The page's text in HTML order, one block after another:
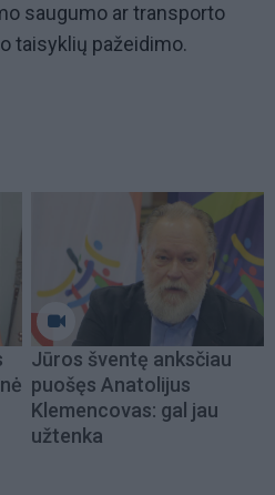
saugumo ar transporto
taisyklių pažeidimo.
Jūros šventę anksčiau
puošęs Anatolijus
Klemencovas: gal jau
užtenka